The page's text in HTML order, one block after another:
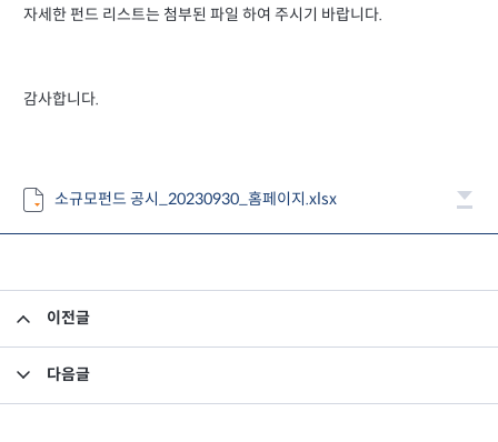
자세한 펀드 리스트는 첨부된 파일 하여 주시기 바랍니다.
감사합니다.
소규모펀드 공시_20230930_홈페이지.xlsx
이전글
다음글